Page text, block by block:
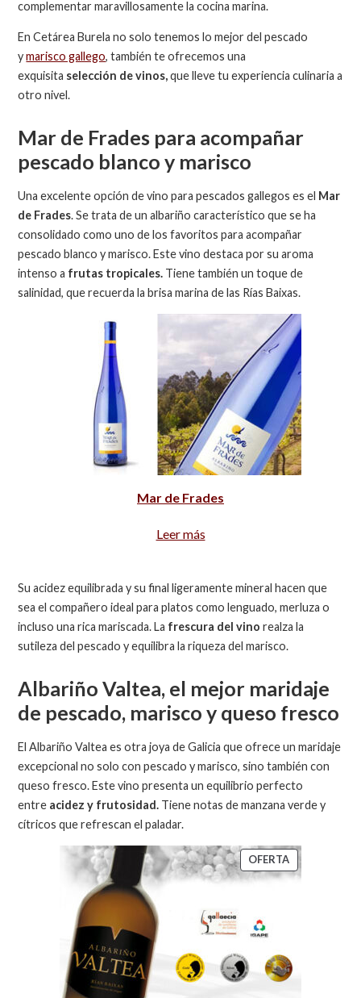
complementar maravillosamente la cocina marina.
En Cetárea Burela no solo tenemos lo mejor del pescado
ymarisco gallego, también te ofrecemos una
exquisita selección de vinos,que lleve tu experiencia culinaria a
otro nivel.
Mar de Frades para acompañar
pescado blanco y marisco
Una excelente opción de vino para pescados gallegos es el Mar
de Frades. Se trata de un albariño característico que se ha
consolidado como uno de los favoritos para acompañar
pescado blanco y marisco. Este vino destaca por su aroma
intenso a frutas tropicales. Tiene también un toque de
salinidad, que recuerda la brisa marina de las Rías Baixas.
Mar de Frades
Leer más
Su acidez equilibrada y su final ligeramente mineral hacen que
sea el compañero ideal para platos como lenguado, merluza o
incluso una rica mariscada. La frescura del vino realza la
sutileza del pescado y equilibra la riqueza del marisco.
Albariño Valtea, el mejor maridaje
de pescado, marisco y queso fresco
El Albariño Valtea es otra joya de Galicia que ofrece un maridaje
excepcional no solo con pescado y marisco, sino también con
queso fresco. Este vino presenta un equilibrio perfecto
entre acidez y frutosidad. Tiene notas de manzana verde y
cítricos que refrescan el paladar.
OFERTA